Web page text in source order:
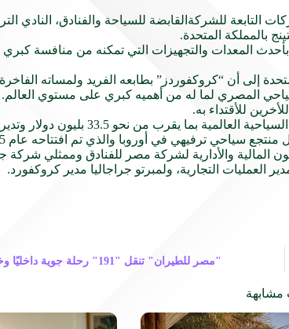
التابعة للشركة القابضة للسياحة والفنادق، النادي
بالمملكة المتحدة.
منافسة كبري
إلى أن “كروكفوردز” بطابعه الفريد ولمساته
المصري لما له من أهميه كبري على مستوي العالم.
للأقتداء به.
العالمية
بما يقرب من نحو 33.5
سياحي ترفيهي في أوروبا والذي تم افتتاحه عام 2015.
المالية والأدارية لشركة مصر للفنادق وممثلي شركة
العمليات التجارية، ولمبرتو جراجاليا مدير كروكفورد.
"مصر للطيران" تنقل "191" رحلة
مشابهة